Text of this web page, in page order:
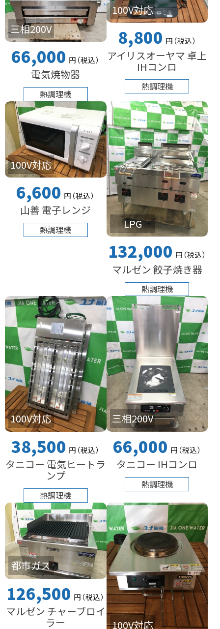
三相200V
66,000 円（税込）
電気焼物器
熱調理機
100V対応
8,800 円（税込）
アイリスオーヤマ 卓上
IHコンロ
熱調理機
100V対応
6,600 円（税込）
山善 電子レンジ
熱調理機 LPG
132,000 円（税込）
マルゼン 餃子焼き器
熱調理機
100V対応
38,500 円（税込）
タニコー 電気ヒートラ
ンプ
熱調理機
三相200V
66,000 円（税込）
タニコー IHコンロ
熱調理機
都市ガス
126,500 円（税込）
マルゼン チャーブロイ
ラー 100V対応